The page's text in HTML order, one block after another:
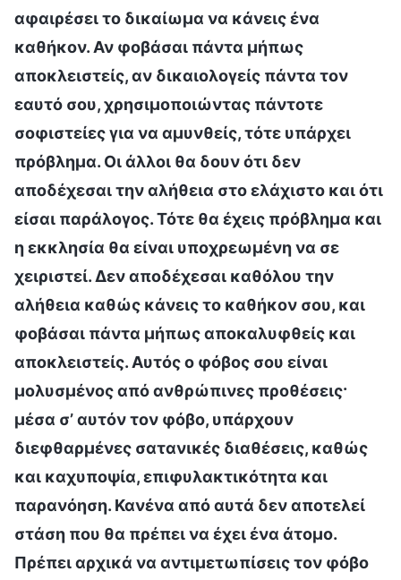
αφαιρέσει το δικαίωμα να κάνεις ένα
καθήκον. Αν φοβάσαι πάντα μήπως
αποκλειστείς, αν δικαιολογείς πάντα τον
εαυτό σου, χρησιμοποιώντας πάντοτε
σοφιστείες για να αμυνθείς, τότε υπάρχει
πρόβλημα. Οι άλλοι θα δουν ότι δεν
αποδέχεσαι την αλήθεια στο ελάχιστο και ότι
είσαι παράλογος. Τότε θα έχεις πρόβλημα και
η εκκλησία θα είναι υποχρεωμένη να σε
χειριστεί. Δεν αποδέχεσαι καθόλου την
αλήθεια καθώς κάνεις το καθήκον σου, και
φοβάσαι πάντα μήπως αποκαλυφθείς και
αποκλειστείς. Αυτός ο φόβος σου είναι
μολυσμένος από ανθρώπινες προθέσεις·
μέσα σ’ αυτόν τον φόβο, υπάρχουν
διεφθαρμένες σατανικές διαθέσεις, καθώς
και καχυποψία, επιφυλακτικότητα και
παρανόηση. Κανένα από αυτά δεν αποτελεί
στάση που θα πρέπει να έχει ένα άτομο.
Πρέπει αρχικά να αντιμετωπίσεις τον φόβο